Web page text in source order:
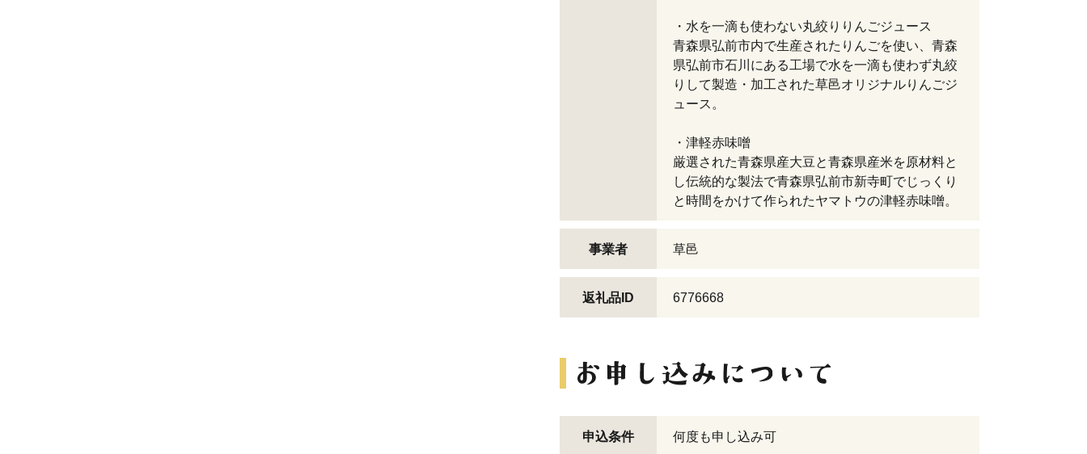
・水を一滴も使わない丸絞りりんごジュース
青森県弘前市内で生産されたりんごを使い、青森
県弘前市石川にある工場で水を一滴も使わず丸絞
りして製造・加工された草邑オリジナルりんごジ
ュース。
・津軽赤味噌
厳選された青森県産大豆と青森県産米を原材料と
し伝統的な製法で青森県弘前市新寺町でじっくり
と時間をかけて作られたヤマトウの津軽赤味噌。
事業者 草邑
返礼品ID 6776668
申込条件 何度も申し込み可